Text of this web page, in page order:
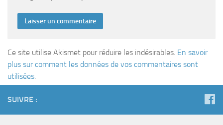
Ce site utilise Akismet pour réduire les indésirables. En savoir
plus sur comment les données de vos commentaires sont
utilisées.
SUIVRE :